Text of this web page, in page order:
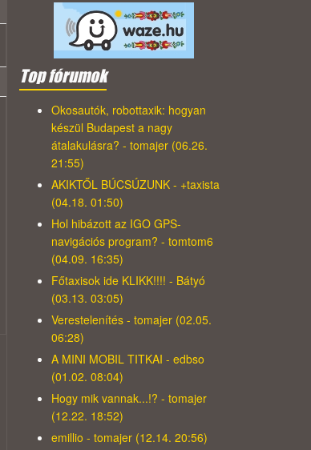
Top fórumok
Okosautók, robottaxik: hogyan
készül Budapest a nagy
átalakulásra? - tomajer (06.26.
21:55)
AKIKTŐL BÚCSÚZUNK - +taxista
(04.18. 01:50)
Hol hibázott az IGO GPS-
navigációs program? - tomtom6
(04.09. 16:35)
Főtaxisok ide KLIKK!!!! - Bátyó
(03.13. 03:05)
Verestelenítés - tomajer (02.05.
06:28)
A MINI MOBIL TITKAI - edbso
(01.02. 08:04)
Hogy mik vannak...!? - tomajer
(12.22. 18:52)
emillio - tomajer (12.14. 20:56)